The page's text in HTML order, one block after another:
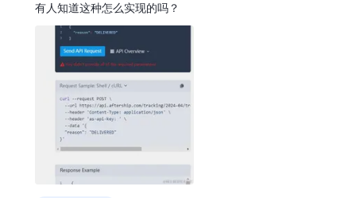
有人知道这种怎么实现的吗？